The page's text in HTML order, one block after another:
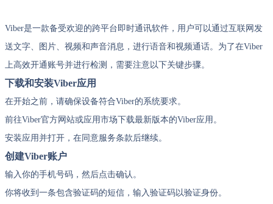
Viber是一款备受欢迎的跨平台即时通讯软件，用户可以通过互联网发
送文字、图片、视频和声音消息，进行语音和视频通话。为了在Viber
上高效开通账号并进行检测，需要注意以下关键步骤。
下载和安装Viber应用
在开始之前，请确保设备符合Viber的系统要求。
前往Viber官方网站或应用市场下载最新版本的Viber应用。
安装应用并打开，在同意服务条款后继续。
创建Viber账户
输入你的手机号码，然后点击确认。
你将收到一条包含验证码的短信，输入验证码以验证身份。